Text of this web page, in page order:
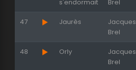
s'endormait
Brel
47 Jaurès
Jacques
Brel
48 Orly
Jacques
Brel